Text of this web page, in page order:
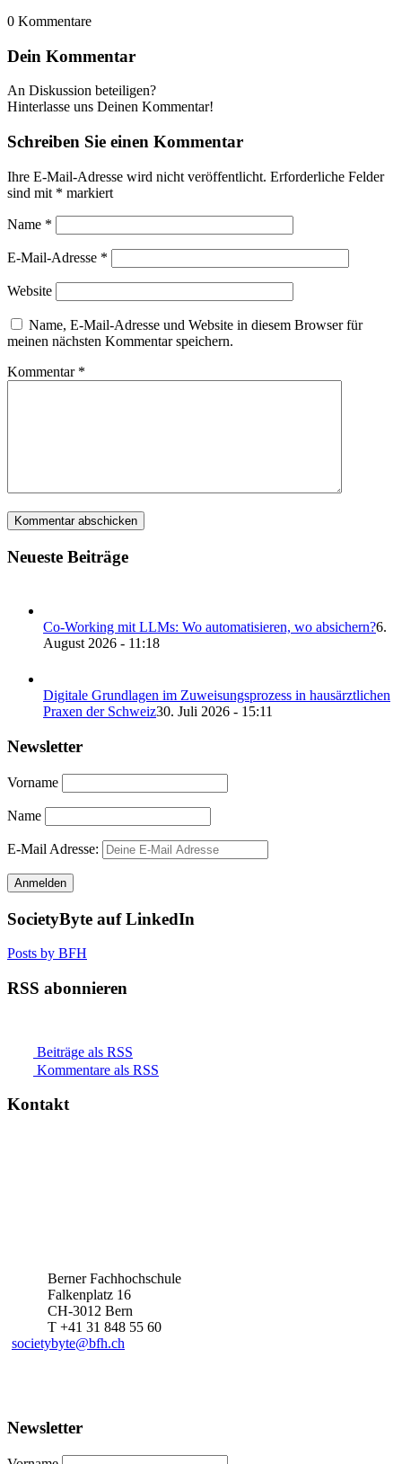
0 Kommentare
Dein Kommentar
An Diskussion beteiligen?
Hinterlasse uns Deinen Kommentar!
Schreiben Sie einen Kommentar
Ihre E-Mail-Adresse wird nicht veröffentlicht. Erforderliche Felder
sind mit * markiert
Name *
E-Mail-Adresse *
Website
Name, E-Mail-Adresse und Website in diesem Browser für
meinen nächsten Kommentar speichern.
Kommentar *
Neueste Beiträge
Co-Working mit LLMs: Wo automatisieren, wo absichern?6.
August 2026 - 11:18
Digitale Grundlagen im Zuweisungsprozess in hausärztlichen
Praxen der Schweiz30. Juli 2026 - 15:11
Newsletter
Vorname
Name
E-Mail Adresse:
SocietyByte auf LinkedIn
Posts by BFH
RSS abonnieren
Beiträge als RSS
Kommentare als RSS
Kontakt
Berner Fachhochschule
Falkenplatz 16
CH-3012 Bern
T +41 31 848 55 60
societybyte@bfh.ch
Newsletter